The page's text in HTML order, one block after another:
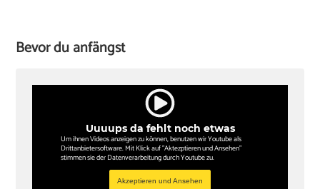
Bevor du anfängst
Uuuups da fehlt noch etwas
Um ihnen Videos anzeigen zu können, benutzen wir Youtube als
Drittanbietersoftware. Mit Klick auf "Aktezptieren und Ansehen"
stimmen sie der Datenverarbeitung durch Youtube zu.
Akzeptieren und Ansehen